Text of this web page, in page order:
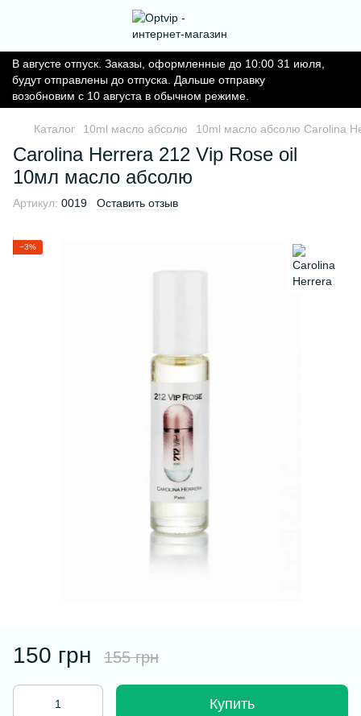
В августе отпуск. Заказы, оформленные до 10:00 31 июля,
будут отправлены до отпуска. Дальше отправку
возобновим с 10 августа в обычном режиме.
Каталог 10ml масло абсолю 10ml масло абсолю Carolina
Carolina Herrera 212 Vip Rose oil
10мл масло абсолю
Артикул: 0019 Оставить отзыв
−3%
150 грн 155 грн
Купить